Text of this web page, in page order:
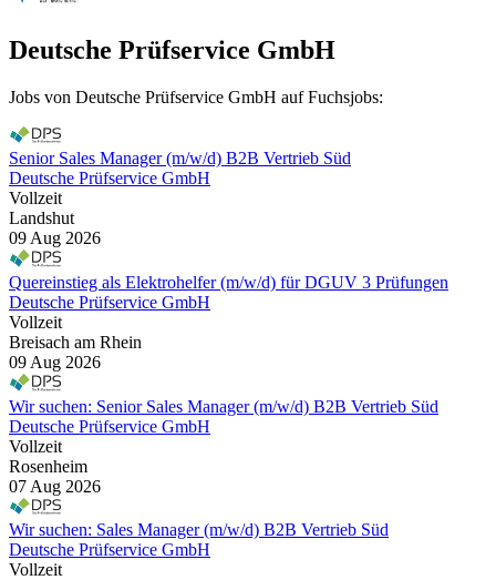
Deutsche Prüfservice GmbH
Jobs von Deutsche Prüfservice GmbH auf Fuchsjobs:
Senior Sales Manager (m/w/d) B2B Vertrieb Süd
Deutsche Prüfservice GmbH
Vollzeit
Landshut
09 Aug 2026
Quereinstieg als Elektrohelfer (m/w/d) für DGUV 3 Prüfungen
Deutsche Prüfservice GmbH
Vollzeit
Breisach am Rhein
09 Aug 2026
Wir suchen: Senior Sales Manager (m/w/d) B2B Vertrieb Süd
Deutsche Prüfservice GmbH
Vollzeit
Rosenheim
07 Aug 2026
Wir suchen: Sales Manager (m/w/d) B2B Vertrieb Süd
Deutsche Prüfservice GmbH
Vollzeit